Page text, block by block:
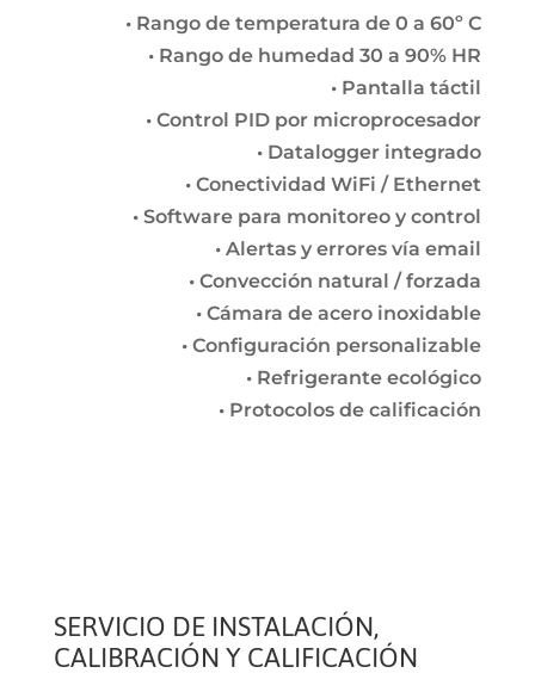
• Rango de temperatura de 0 a 60º C
• Rango de humedad 30 a 90% HR
• Pantalla táctil
• Control PID por microprocesador
• Datalogger integrado
• Conectividad WiFi / Ethernet
• Software para monitoreo y control
• Alertas y errores vía email
• Convección natural / forzada
• Cámara de acero inoxidable
• Configuración personalizable
• Refrigerante ecológico
• Protocolos de calificación
SERVICIO DE INSTALACIÓN,
CALIBRACIÓN Y CALIFICACIÓN